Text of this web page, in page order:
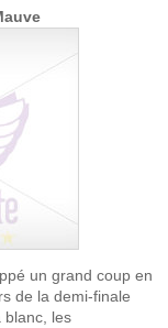
un grand coup en
de la demi-finale
blanc, les